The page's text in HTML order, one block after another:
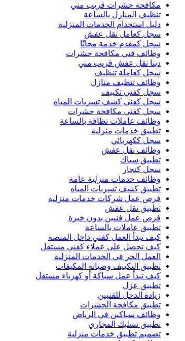
مكافحة حشرات قريب مني
تنظيف المنازل بالساعة
دليل استخدام الخدمات المنزلية
سجل كعامل نقل عفش
سجل كمقدم خدمة مجانًا
وظائف فني مكافحة حشرات
دينا نقل عفش قريب مني
سجل كعاملة تنظيف
وظائف تنظيف منازل
سجل كفني تكييف
سجل كفني كشف تسربات المياه
سجل كفني مكافحة حشرات
وظائف عاملات نظافة بالساعة
تطبيق خدمات منزلية
سجل ككهربائي
وظائف نقل عفش
تطبيق سباك
سجل كنجار
وظائف خدمات منزلية عامة
تطبيق كشف تسربات المياه
فرص عمل شركات خدمات منزلية
تطبيق نقل عفش
فرص عمل فنيين بدون خبرة
تطبيق عاملات بالساعة
كيف تبدأ العمل كفني داخل المنصة
كيف تحصل على عملاء كفني مستقل
العمل الحر في الخدمات المنزلية
تطبيق التكييف وصيانة المكيفات
كيف تبدأ عمل سباكة أو كهرباء مستقل
تطبيق عزل
زيادة الدخل للفنيين
تطبيق مكافحة الحشرات
وظائف سباكين في الرياض
تطبيق تسليك المجاري
تصميم تطبيق خدمات منزلية